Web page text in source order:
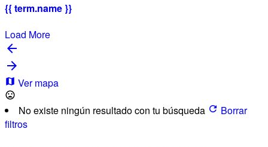
{{ term.name }}
Load More
Ver mapa
No existe ningún resultado con tu búsqueda
Borrar
filtros